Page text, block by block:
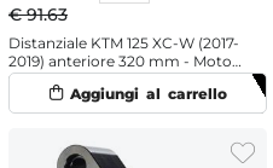
€ 91.63
Distanziale KTM 125 XC-W (2017-
2019) anteriore 320 mm - Moto
Master